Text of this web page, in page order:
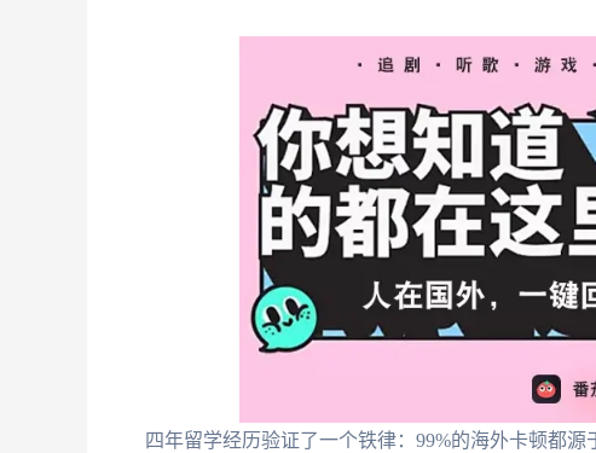
四年留学经历验证了一个铁律：99%的海外卡顿都